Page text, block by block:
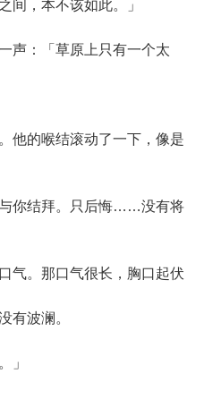
，本不该如此。」
：「草原上只有一个太
的喉结滚动了一下，像是
你结拜。只后悔……没有将
。那口气很长，胸口起伏
有波澜。
」